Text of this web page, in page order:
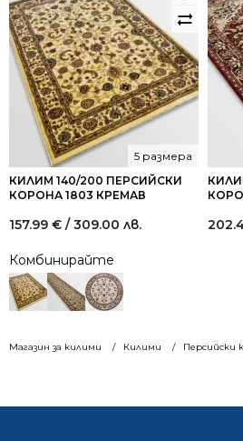
Магазин за килими Килими Персийски
КИЛИМ 140/200 ПЕРСИЙСКИ
КОРОНА 1803 КРЕМАВ
5 размера
157.99 € / 309.00 лв.
Комбинирайте